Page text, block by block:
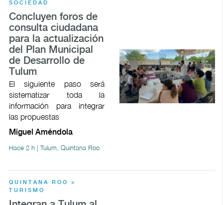
SOCIEDAD
Concluyen foros de
consulta ciudadana
para la actualización
del Plan Municipal
de Desarrollo de
Tulum
El siguiente paso será
sistematizar toda la
información para integrar
las propuestas
Miguel Améndola
Hace 2 h | Tulum, Quintana Roo
QUINTANA ROO >
TURISMO